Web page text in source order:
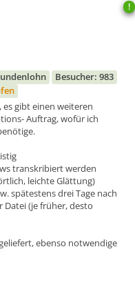
!
Besucher: 983
es gibt einen weiteren
Auftrag, wofür ich
transkribiert werden
leichte Glättung)
spätestens drei Tage nach
Datei (je früher, desto
ebenso notwendige